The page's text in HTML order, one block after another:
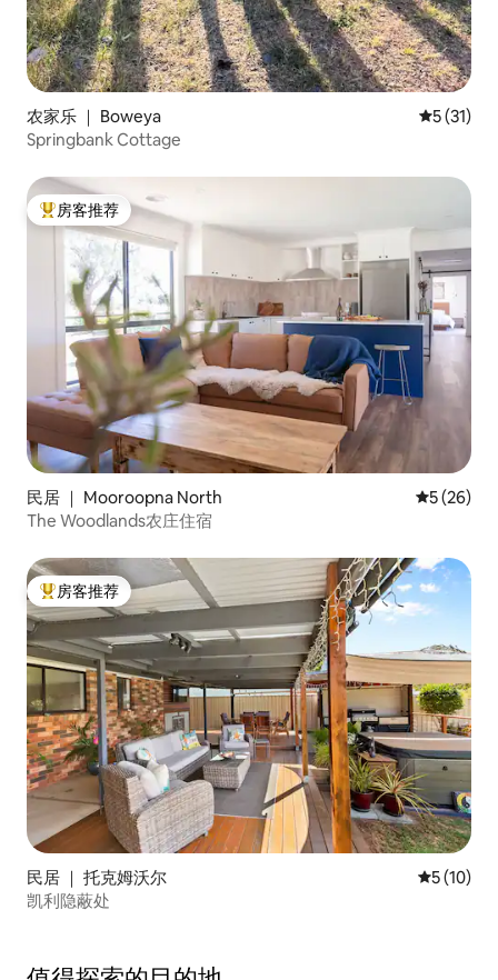
农家乐 ｜ Boweya 平均评分
5 (31)
Springbank Cottage
热门「房客推荐」
房客推荐
民居 ｜ Mooroopna North 平均评分
5 (26)
The Woodlands农庄住宿
热门「房客推荐」
房客推荐
民居 ｜ 托克姆沃尔 平均评分
5 (10)
凯利隐蔽处